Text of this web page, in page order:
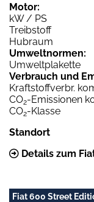
Motor:
kW / PS
Treibstoff
Hubraum
Umweltnormen:
Umweltplakette
Verbrauch und
Kraftstoffverbr.
CO2-Emissionen
CO2-Klasse
Standort
Details zum
Fiat 600 Street